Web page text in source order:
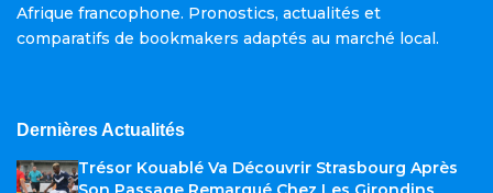
Afrique francophone. Pronostics, actualités et
comparatifs de bookmakers adaptés au marché local.
Dernières Actualités
Trésor Kouablé Va Découvrir Strasbourg Après